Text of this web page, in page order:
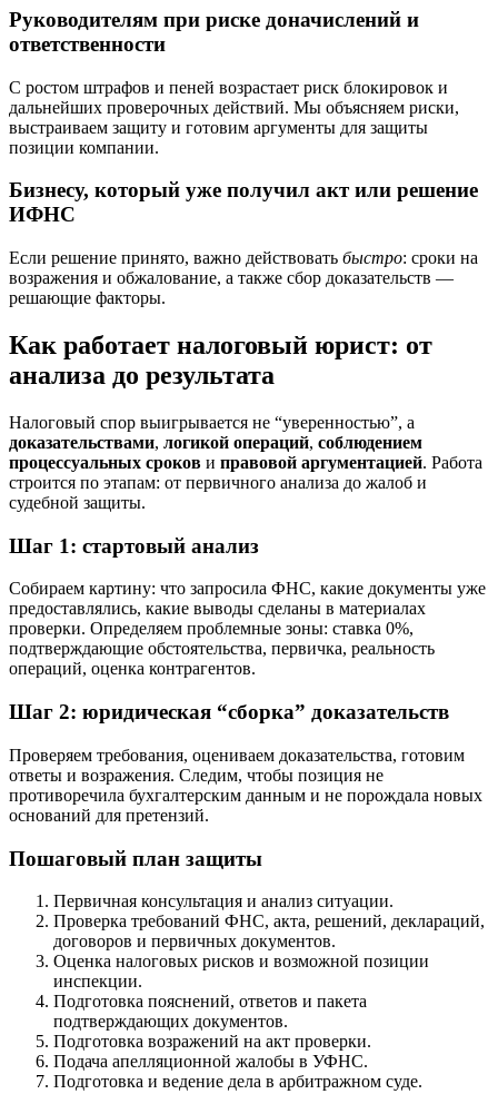
Руководителям при риске доначислений и
ответственности
С ростом штрафов и пеней возрастает риск блокировок и
дальнейших проверочных действий. Мы объясняем риски,
выстраиваем защиту и готовим аргументы для защиты
позиции компании.
Бизнесу, который уже получил акт или решение
ИФНС
Если решение принято, важно действовать быстро: сроки на
возражения и обжалование, а также сбор доказательств —
решающие факторы.
Как работает налоговый юрист: от
анализа до результата
Налоговый спор выигрывается не “уверенностью”, а
доказательствами, логикой операций, соблюдением
процессуальных сроков и правовой аргументацией. Работа
строится по этапам: от первичного анализа до жалоб и
судебной защиты.
Шаг 1: стартовый анализ
Собираем картину: что запросила ФНС, какие документы уже
предоставлялись, какие выводы сделаны в материалах
проверки. Определяем проблемные зоны: ставка 0%,
подтверждающие обстоятельства, первичка, реальность
операций, оценка контрагентов.
Шаг 2: юридическая “сборка” доказательств
Проверяем требования, оцениваем доказательства, готовим
ответы и возражения. Следим, чтобы позиция не
противоречила бухгалтерским данным и не порождала новых
оснований для претензий.
Пошаговый план защиты
Первичная консультация и анализ ситуации.
Проверка требований ФНС, акта, решений, деклараций,
договоров и первичных документов.
Оценка налоговых рисков и возможной позиции
инспекции.
Подготовка пояснений, ответов и пакета
подтверждающих документов.
Подготовка возражений на акт проверки.
Подача апелляционной жалобы в УФНС.
Подготовка и ведение дела в арбитражном суде.